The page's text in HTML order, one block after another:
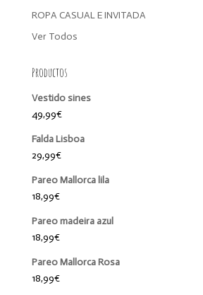
ROPA CASUAL E INVITADA
Ver Todos
Productos
Vestido sines
49,99€
Falda Lisboa
29,99€
Pareo Mallorca lila
18,99€
Pareo madeira azul
18,99€
Pareo Mallorca Rosa
18,99€